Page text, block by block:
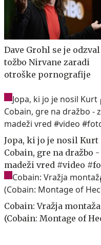
Dave Grohl se je
tožbo Nirvane zaradi
otroške pornografije
Jopa, ki jo je nosil Kurt
Cobain, gre na dražbo -
madeži vred #video
Cobain: Vražja montaža
(Cobain: Montage of